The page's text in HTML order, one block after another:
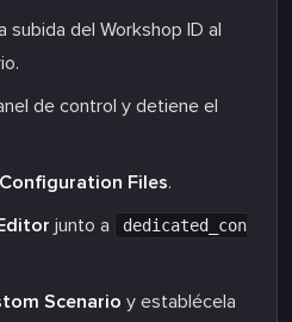
subida del Workshop ID al
de control y detiene el
Configuration Files.
junto a
dedicated_con
Scenario y establécela